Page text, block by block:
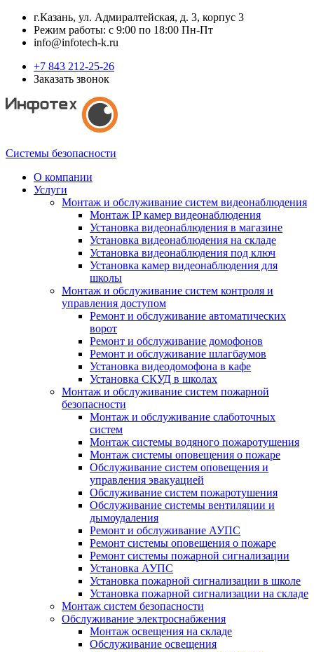
г.Казань, ул. Адмиралтейская, д. 3, корпус 3
Режим работы: с 9:00 по 18:00 Пн-Пт
info@infotech-k.ru
+7 843 212-25-26
Заказать звонок
Системы безопасности
О компании
Услуги
Монтаж и обслуживание систем видеонаблюдения
Монтаж IP камер видеонаблюдения
Установка видеонаблюдения в магазине
Установка видеонаблюдения на складе
Установка видеонаблюдения под ключ
Установка камер видеонаблюдения для
школы
Монтаж и обслуживание систем контроля и
управления доступом
Ремонт и обслуживание автоматических
ворот
Ремонт и обслуживание домофонов
Ремонт и обслуживание шлагбаумов
Установка видеодомофона в кафе
Установка СКУД в школах
Монтаж и обслуживание систем пожарной
безопасности
Монтаж и обслуживание слаботочных
систем
Монтаж системы водяного пожаротушения
Монтаж системы оповещения о пожаре
Обслуживание систем оповещения и
управления эвакуацией
Обслуживание систем пожаротушения
Обслуживание системы вентиляции и
дымоудаления
Ремонт и обслуживание АУПС
Ремонт системы оповещения о пожаре
Ремонт системы пожарной сигнализации
Установка АУПС
Установка пожарной сигнализации в школе
Установка пожарной сигнализации на складе
Монтаж систем безопасности
Обслуживание электроснабжения
Монтаж освещения на складе
Обслуживание освещения